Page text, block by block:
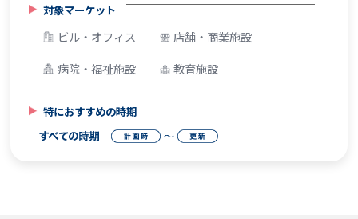
対象マーケット
ビル・オフィス
店舗・商業施設
病院・福祉施設
教育施設
特におすすめの時期